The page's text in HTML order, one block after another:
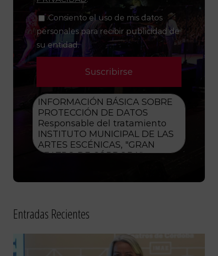
Consiento el uso de mis datos
personales para recibir publicidad de
su entidad.
Entradas Recientes